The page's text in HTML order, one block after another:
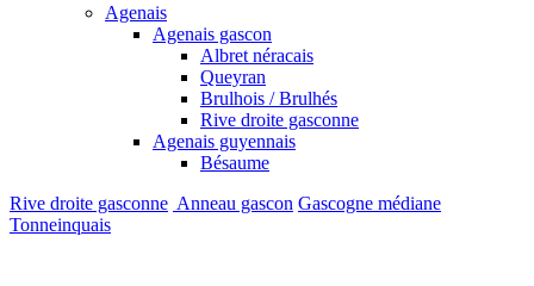
Agenais
Agenais gascon
Albret néracais
Queyran
Brulhois / Brulhés
Rive droite gasconne
Agenais guyennais
Bésaume
Rive droite gasconne Anneau gascon Gascogne médiane
Tonneinquais